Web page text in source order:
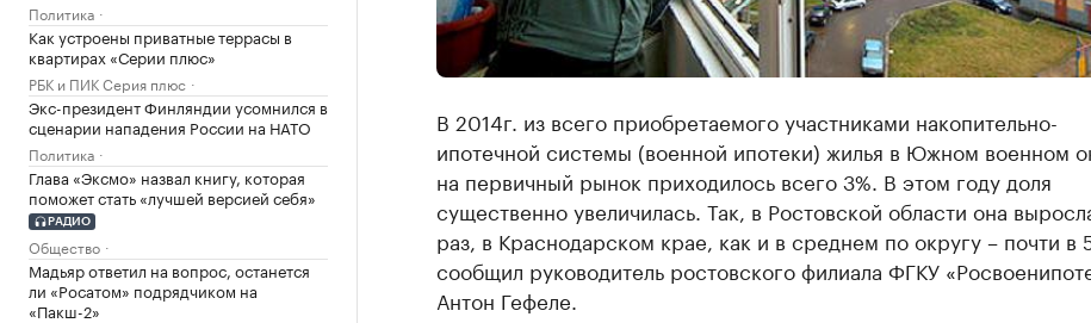
Политика
Как устроены приватные террасы в
квартирах «Серии плюс»
РБК и ПИК Серия плюс
Экс-президент Финляндии усомнился в
сценарии нападения России на НАТО
Политика
Глава «Эксмо» назвал книгу, которая
поможет стать «лучшей версией себя»
РАДИО
Общество
Мадьяр ответил на вопрос, останется
ли «Росатом» подрядчиком на
«Пакш-2»
В 2014г. из всего приобретаемого участниками накопительно-
ипотечной системы (военной ипотеки) жилья в Южном военном
на первичный рынок приходилось всего 3%. В этом году доля
существенно увеличилась. Так, в Ростовской области она
раз, в Краснодарском крае, как и в среднем по округу – почти в
сообщил руководитель ростовского филиала ФГКУ
Антон Гефеле.